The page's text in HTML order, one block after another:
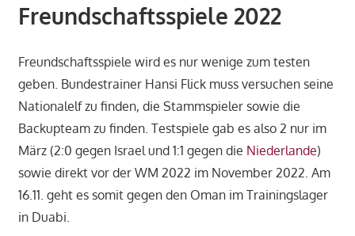
Freundschaftsspiele 2022
Freundschaftsspiele wird es nur wenige zum testen
geben. Bundestrainer Hansi Flick muss versuchen seine
Nationalelf zu finden, die Stammspieler sowie die
Backupteam zu finden. Testspiele gab es also 2 nur im
März (2:0 gegen Israel und 1:1 gegen die Niederlande)
sowie direkt vor der WM 2022 im November 2022. Am
16.11. geht es somit gegen den Oman im Trainingslager
in Duabi.